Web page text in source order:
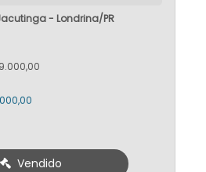
Casa em Gleba Jacutinga - Londrina/PR
Vendido